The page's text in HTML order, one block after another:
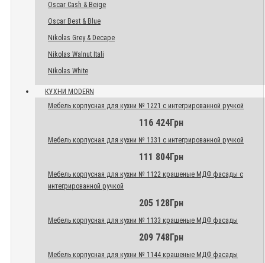
Oscar Cash & Beige
Oscar Best & Blue
Nikolas Grey & Decape
Nikolas Walnut Itali
Nikolas White
КУХНИ MODERN
Мебель корпусная для кухни № 1221 с интегрированной ручкой
116 424Грн
Мебель корпусная для кухни № 1331 с интегрированной ручкой
111 804Грн
Мебель корпусная для кухни № 1122 крашеные МДФ фасады с
интегрированной ручкой
205 128Грн
Мебель корпусная для кухни № 1133 крашеные МДФ фасады
209 748Грн
Мебель корпусная для кухни № 1144 крашеные МДФ фасады